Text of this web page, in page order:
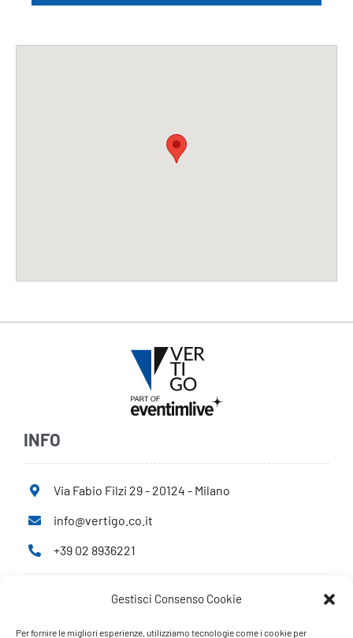
Gestisci Consenso Cookie
Per fornire le migliori esperienze, utilizziamo tecnologie come i cookie per
INFO
Via Fabio Filzi 29 - 20124 - Milano
info@vertigo.co.it
+39 02 8936221
Privacy Policy
Cookie Policy